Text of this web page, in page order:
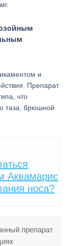
и
Препарат
что
таза, брюшной
Аквамарис
носа?
препарат